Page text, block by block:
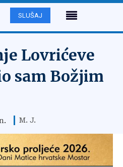
SLUŠAJ
Lovrićeve
sam Božjim
M. J.